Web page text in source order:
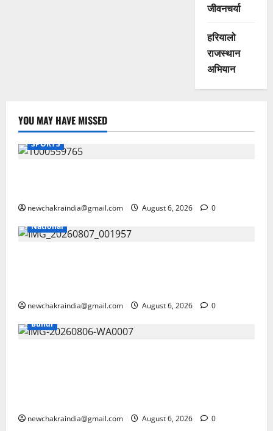
जीवनचर्या
हरियालो
राजस्थान
अभियान
YOU MAY HAVE MISSED
SPORTS
newchakraindia@gmail.com August 6, 2026
0
National
newchakraindia@gmail.com August 6, 2026
0
Bundi
newchakraindia@gmail.com August 6, 2026
0